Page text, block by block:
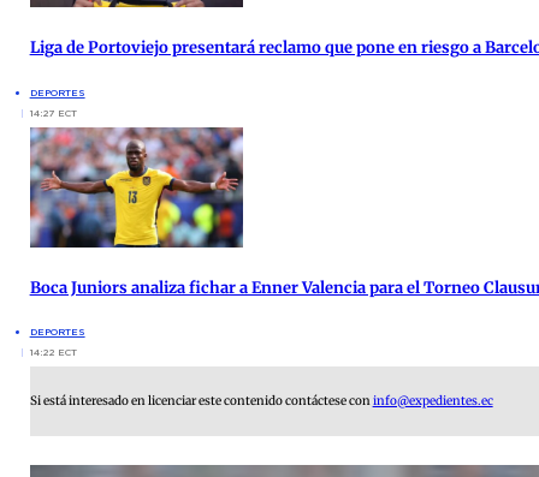
Liga de Portoviejo presentará reclamo que pone en riesgo a
DEPORTES
14:27 ECT
Boca Juniors analiza fichar a Enner Valencia para el Torneo
DEPORTES
14:22 ECT
Si está interesado en licenciar este contenido contáctese coninfo@expedientes.ec